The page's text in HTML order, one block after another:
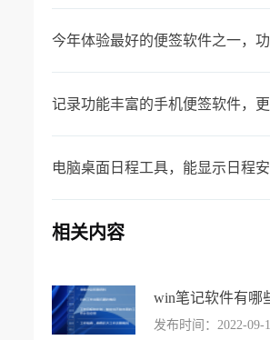
今年体验最好的便签软件之一，
记录功能丰富的手机便签软件，
电脑桌面日程工具，能显示日程
相关内容
win笔记软件有哪
发布时间：2022-09-